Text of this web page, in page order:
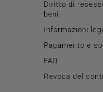
Diritto di
beni
Informazioni
Pagamento e
FAQ
Revoca del